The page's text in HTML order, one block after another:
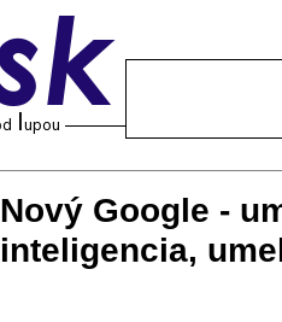
Nový Google -
inteligencia,